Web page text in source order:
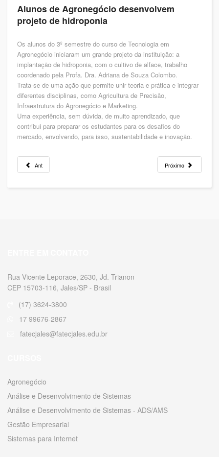
Alunos de Agronegócio desenvolvem
projeto de hidroponia
Os alunos do 3º semestre do curso de Tecnologia em
Agronegócio iniciaram um grande projeto da instituição: a
implantação de hidroponia, com o cultivo de alface, trabalho
coordenado pela Profa. Dra. Adriana de Souza Colombo.
Trata-se de uma ação que permite unir teoria e prática e integrar
diferentes disciplinas, como Agricultura de Precisão,
Infraestrutura do Agronegócio e Marketing.
Uma experiência, sem dúvida, de muito aprendizado, que
contribui para preparar os estudantes para os desafios do
mercado, envolvendo, para isso, sustentabilidade e inovação.
Ant Próximo
Rua Vicente Leporace, 2630, Jd. Trianon
CEP 15703-116, Jales/SP - Brasil
(17) 3624-3800
17 99676-2867
fatecjales@fatecjales.edu.br
Agronegócio
Análise e Desenvolvimento de Sistemas
Análise e Desenvolvimento de Sistemas - ADS/AMS
Gestão Empresarial
Sistemas para Internet